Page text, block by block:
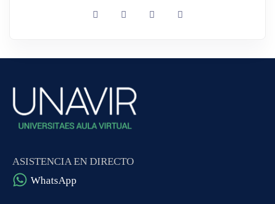
ASISTENCIA EN DIRECTO
WhatsApp